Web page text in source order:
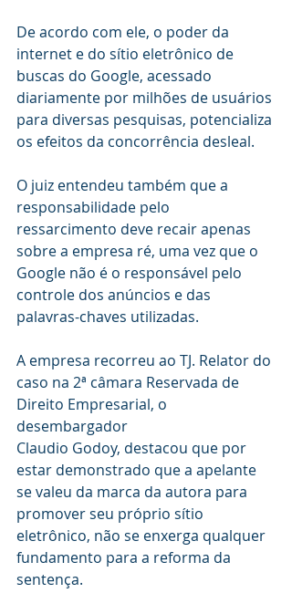
De acordo com ele, o poder da
internet e do sítio eletrônico de
buscas do Google, acessado
diariamente por milhões de usuários
para diversas pesquisas, potencializa
os efeitos da concorrência desleal.
O juiz entendeu também que a
responsabilidade pelo
ressarcimento deve recair apenas
sobre a empresa ré, uma vez que o
Google não é o responsável pelo
controle dos anúncios e das
palavras-chaves utilizadas.
A empresa recorreu ao TJ. Relator do
caso na 2ª câmara Reservada de
Direito Empresarial, o
desembargador
Claudio Godoy, destacou que por
estar demonstrado que a apelante
se valeu da marca da autora para
promover seu próprio sítio
eletrônico, não se enxerga qualquer
fundamento para a reforma da
sentença.